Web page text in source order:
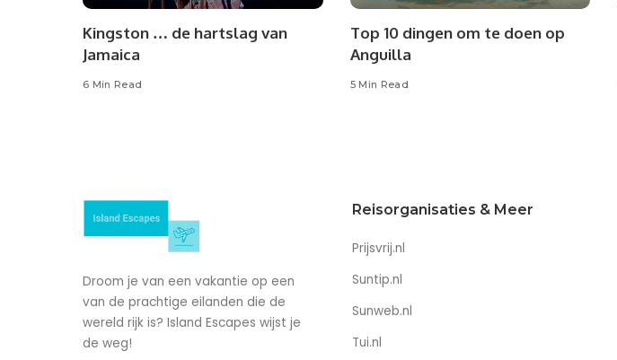
Kingston … de hartslag van
Jamaica
6 Min Read
Top 10 dingen om te doen op
Anguilla
5 Min Read
Droom je van een vakantie op een
van de prachtige eilanden die de
wereld rijk is? Island Escapes wijst je
de weg!
Reisorganisaties & Meer
Prijsvrij.nl
Suntip.nl
Sunweb.nl
Tui.nl